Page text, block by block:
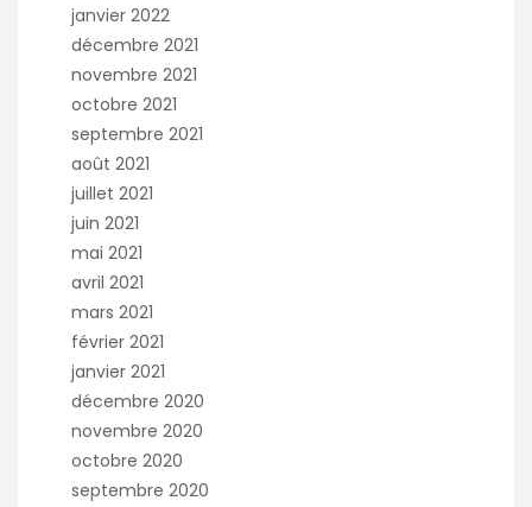
janvier 2022
décembre 2021
novembre 2021
octobre 2021
septembre 2021
août 2021
juillet 2021
juin 2021
mai 2021
avril 2021
mars 2021
février 2021
janvier 2021
décembre 2020
novembre 2020
octobre 2020
septembre 2020